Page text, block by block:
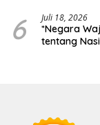
6 Juli 18, 2026
*Negara Wajib
tentang